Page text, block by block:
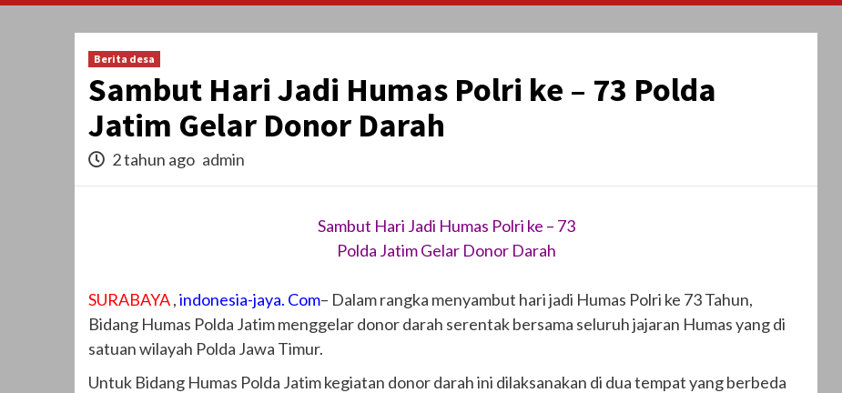
Berita desa
Sambut Hari Jadi Humas Polri ke – 73 Polda
Jatim Gelar Donor Darah
2 tahun ago admin
Sambut Hari Jadi Humas Polri ke – 73
Polda Jatim Gelar Donor Darah
SURABAYA,indonesia-jaya. Com– Dalam rangka menyambut hari jadi Humas Polri ke 73 Tahun,
Bidang Humas Polda Jatim menggelar donor darah serentak bersama seluruh jajaran Humas yang di
satuan wilayah Polda Jawa Timur.
Untuk Bidang Humas Polda Jatim kegiatan donor darah ini dilaksanakan di dua tempat yang berbeda